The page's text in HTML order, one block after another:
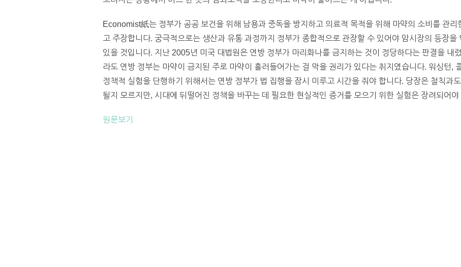
Economist紙는 정부가 공공 보건을 위해 남용과 중독을 방지하고 의료적 목적을 위해 마약의 소비를 관
고 주장합니다. 궁극적으로는 생산과 유통 과정까지 정부가 종합적으로 관장할 수 있어야 암시장의 등장
있을 것입니다. 지난 2005년 미국 대법원은 연방 정부가 마리화나를 금지하는 것이 정당하다는 판결을 내
라도 연방 정부는 마약이 금지된 주로 마약이 흘러들어가는 걸 막을 권리가 있다는 취지였습니다. 워싱턴,
정책적 실험을 단행하기 위해서는 연방 정부가 법 집행을 잠시 미루고 시간을 줘야 합니다. 당장은 철칙과
될지 모르지만, 시대에 뒤떨어진 정책을 바꾸는 데 필요한 현실적인 증거를 모으기 위한 실험은 장려되어
원문보기